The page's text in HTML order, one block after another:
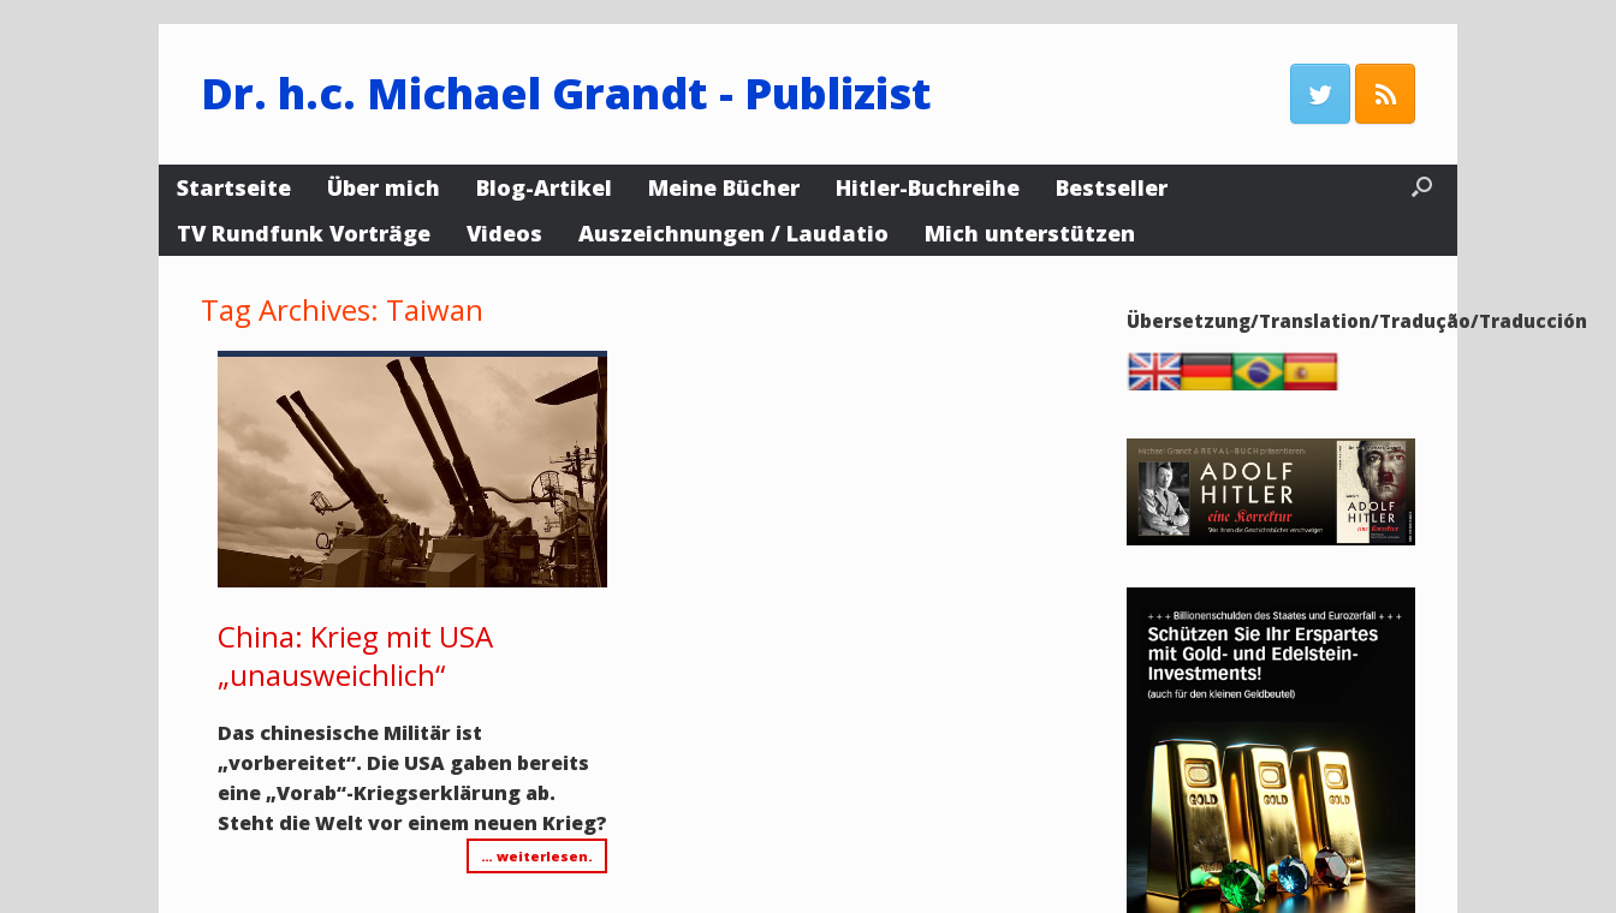
Dr. h.c. Michael Grandt - Publizist
Startseite Über mich Blog-Artikel Meine Bücher Hitler-Buchreihe
Bestseller
TV Rundfunk Vorträge
Videos Auszeichnungen / Laudatio Mich unterstützen
Tag Archives: Taiwan
China: Krieg mit USA
„unausweichlich“
Das chinesische Militär ist
„vorbereitet“. Die USA gaben bereits
eine „Vorab“-Kriegserklärung ab.
Steht die Welt vor einem neuen Krieg?
… weiterlesen.
Übersetzung/Translation/Tradução/Traducción